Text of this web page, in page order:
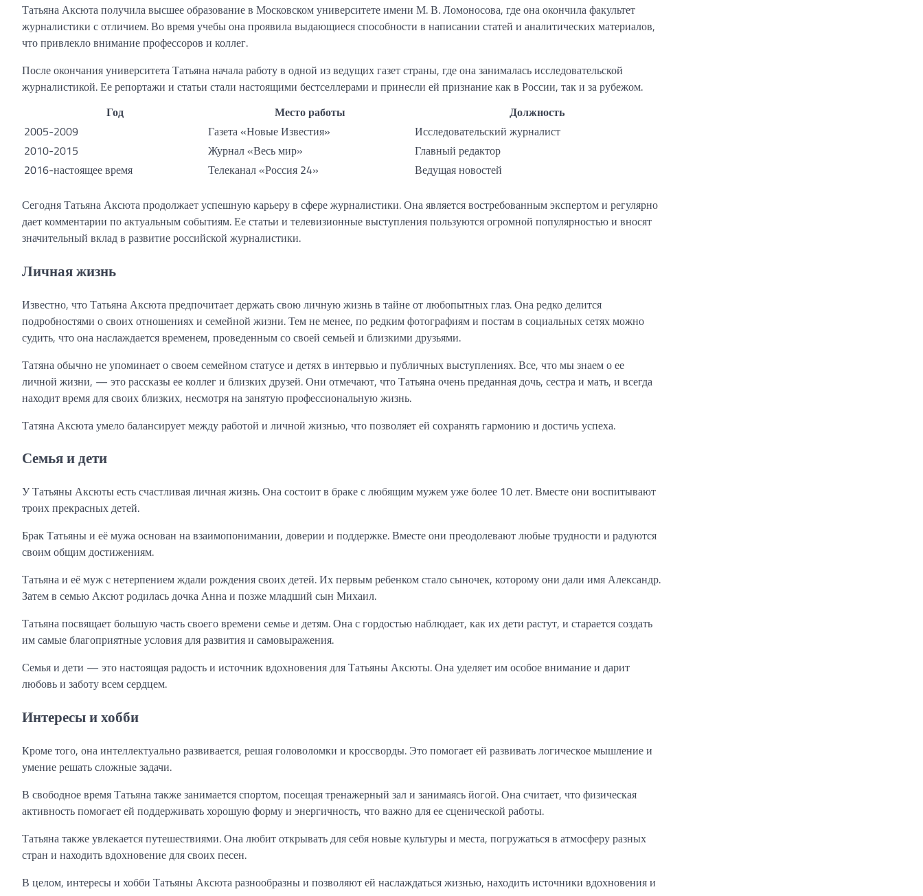
Татьяна Аксюта получила высшее образование в Московском университете имени М. В. Ломоносова, где она окончила факультет
журналистики с отличием. Во время учебы она проявила выдающиеся способности в написании статей и аналитических материалов,
что привлекло внимание профессоров и коллег.
После окончания университета Татьяна начала работу в одной из ведущих газет страны, где она занималась исследовательской
журналистикой. Ее репортажи и статьи стали настоящими бестселлерами и принесли ей признание как в России, так и за рубежом.
Год
Место работы
Должность
2005-2009
Газета «Новые Известия»
Исследовательский журналист
2010-2015
Журнал «Весь мир»
Главный редактор
2016-настоящее время
Телеканал «Россия 24» Ведущая новостей
Сегодня Татьяна Аксюта продолжает успешную карьеру в сфере журналистики. Она является востребованным экспертом и регулярно
дает комментарии по актуальным событиям. Ее статьи и телевизионные выступления пользуются огромной популярностью и вносят
значительный вклад в развитие российской журналистики.
Личная жизнь
Известно, что Татьяна Аксюта предпочитает держать свою личную жизнь в тайне от любопытных глаз. Она редко делится
подробностями о своих отношениях и семейной жизни. Тем не менее, по редким фотографиям и постам в социальных сетях можно
судить, что она наслаждается временем, проведенным со своей семьей и близкими друзьями.
Татяна обычно не упоминает о своем семейном статусе и детях в интервью и публичных выступлениях. Все, что мы знаем о ее
личной жизни, — это рассказы ее коллег и близких друзей. Они отмечают, что Татьяна очень преданная дочь, сестра и мать, и всегда
находит время для своих близких, несмотря на занятую профессиональную жизнь.
Татяна Аксюта умело балансирует между работой и личной жизнью, что позволяет ей сохранять гармонию и достичь успеха.
Семья и дети
У Татьяны Аксюты есть счастливая личная жизнь. Она состоит в браке с любящим мужем уже более 10 лет. Вместе они воспитывают
троих прекрасных детей.
Брак Татьяны и её мужа основан на взаимопонимании, доверии и поддержке. Вместе они преодолевают любые трудности и радуются
своим общим достижениям.
Татьяна и её муж с нетерпением ждали рождения своих детей. Их первым ребенком стало сыночек, которому они дали имя Александр.
Затем в семью Аксют родилась дочка Анна и позже младший сын Михаил.
Татьяна посвящает большую часть своего времени семье и детям. Она с гордостью наблюдает, как их дети растут, и старается создать
им самые благоприятные условия для развития и самовыражения.
Семья и дети — это настоящая радость и источник вдохновения для Татьяны Аксюты. Она уделяет им особое внимание и дарит
любовь и заботу всем сердцем.
Интересы и хобби
Кроме того, она интеллектуально развивается, решая головоломки и кроссворды. Это помогает ей развивать логическое мышление и
умение решать сложные задачи.
В свободное время Татьяна также занимается спортом, посещая тренажерный зал и занимаясь йогой. Она считает, что физическая
активность помогает ей поддерживать хорошую форму и энергичность, что важно для ее сценической работы.
Татьяна также увлекается путешествиями. Она любит открывать для себя новые культуры и места, погружаться в атмосферу разных
стран и находить вдохновение для своих песен.
В целом, интересы и хобби Татьяны Аксюта разнообразны и позволяют ей наслаждаться жизнью, находить источники вдохновения и